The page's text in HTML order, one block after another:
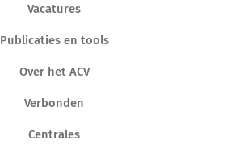
Vacatures
Publicaties en tools
Over het ACV
Verbonden
Centrales